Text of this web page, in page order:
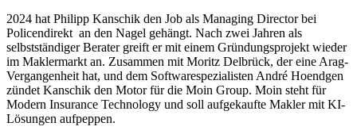
2024 hat Philipp Kanschik den Job als Managing Director bei
Policendirekt an den Nagel gehängt. Nach zwei Jahren als
selbstständiger Berater greift er mit einem Gründungsprojekt wieder
im Maklermarkt an. Zusammen mit Moritz Delbrück, der eine Arag-
Vergangenheit hat, und dem Softwarespezialisten André Hoendgen
zündet Kanschik den Motor für die Moin Group. Moin steht für
Modern Insurance Technology und soll aufgekaufte Makler mit KI-
Lösungen aufpeppen.